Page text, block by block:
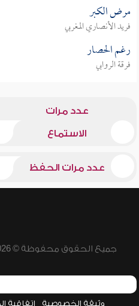
مرض الكبر
فريد الأنصاري المغربي
رغم الحصار
فرقة الروابي
عدد مرات
الاستماع
عدد مرات الحفظ
جميع الحقوق محفوظة © 2026 - 1998 لشبكة إسلام ويب
وثيقة الخصوصية اتفاقية